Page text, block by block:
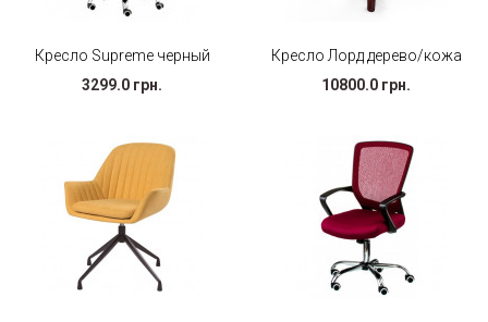
Кресло Supreme черный
3299.0 грн.
Кресло Лорд дерево/кожа
10800.0 грн.